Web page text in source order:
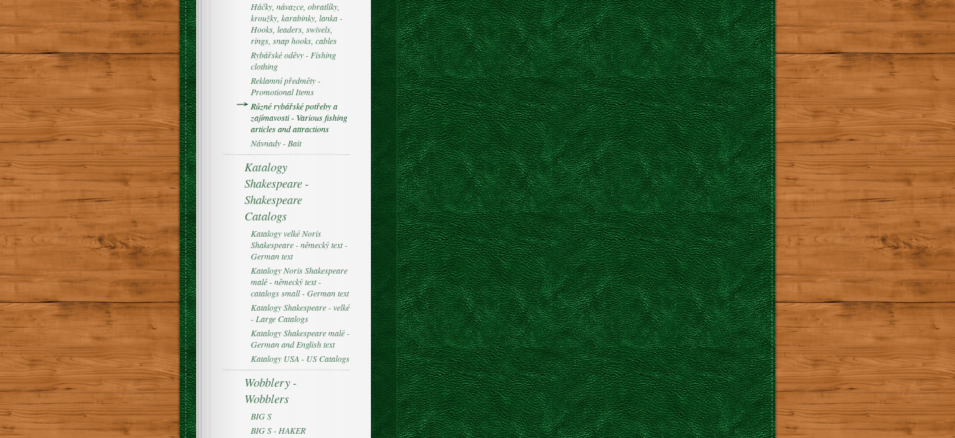
Háčky, návazce, obratlíky,
kroužky, karabinky, lanka -
Hooks, leaders, swivels,
rings, snap hooks, cables
Rybářské oděvy - Fishing
clothing
Reklamní předměty -
Promotional Items
Různé rybářské potřeby a
zajímavosti - Various fishing
articles and attractions
Návnady - Bait
Katalogy
Shakespeare -
Shakespeare
Catalogs
Katalogy velké Noris
Shakespeare - německý text -
German text
Katalogy Noris Shakespeare
malé - německý text -
catalogs small - German text
Katalogy Shakespeare - velké
- Large Catalogs
Katalogy Shakespeare malé -
German and English text
Katalogy USA - US Catalogs
Wobblery -
Wobblers
BIG S
BIG S - HAKER